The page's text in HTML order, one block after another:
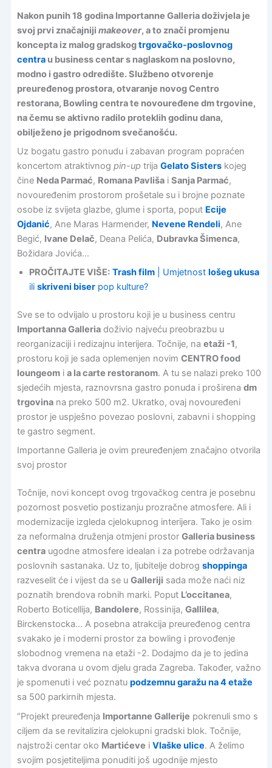
Nakon punih 18 godina Importanne Galleria doživjela je
svoj prvi značajniji makeover, a to znači promjenu
koncepta iz malog gradskogtrgovačko-poslovnog
centrau business centar s naglaskom na poslovno,
modno i gastro odredište. Službeno otvorenje
preuređenog prostora, otvaranje novog Centro
restorana, Bowling centra te novouređene dm trgovine,
na čemu se aktivno radilo proteklih godinu dana,
obilježeno je prigodnom svečanošću.
Uz bogatu gastro ponudu i zabavan program popraćen
koncertom atraktivnog pin-up trija Gelato Sisterskojeg
čine Neda Parmać, Romana Pavlišai Sanja Parmać,
novouređenim prostorom prošetale su i brojne poznate
osobe iz svijeta glazbe, glume i sporta, poput Ecije
Ojdanić, Ane Maras Harmender, Nevene Rendeli, Ane
Begić, Ivane Delač, Deana Pelića, Dubravka Šimenca,
Božidara Jovića…
PROČITAJTE VIŠE: Trash film| Umjetnost lošeg ukusa
ili skriveni biserpop kulture?
Sve se to odvijalo u prostoru koji je u business centru
Importanna Galleriadoživio najveću preobrazbu u
reorganizaciji i redizajnu interijera. Točnije, na etaži -1,
prostoru koji je sada oplemenjen novim CENTRO food
loungeomi a la carte restoranom. A tu se nalazi preko 100
sjedećih mjesta, raznovrsna gastro ponuda i proširena dm
trgovinana preko 500 m2. Ukratko, ovaj novouređeni
prostor je uspješno povezao poslovni, zabavni i shopping
te gastro segment.
Importanne Galleria je ovim preuređenjem značajno otvorila
svoj prostor
Točnije, novi koncept ovog trgovačkog centra je posebnu
pozornost posvetio postizanju prozračne atmosfere. Ali i
modernizacije izgleda cjelokupnog interijera. Tako je osim
za neformalna druženja otmjeni prostor Galleria business
centraugodne atmosfere idealan i za potrebe održavanja
poslovnih sastanaka. Uz to, ljubitelje dobrog shoppinga
razveselit će i vijest da se u Galleriji sada može naći niz
poznatih brendova robnih marki. Poput L’occitanea,
Roberto Boticellija, Bandolere, Rossinija, Gallilea,
Birckenstocka… A posebna atrakcija preuređenog centra
svakako je i moderni prostor za bowling i provođenje
slobodnog vremena na etaži -2. Dodajmo da je to jedina
takva dvorana u ovom djelu grada Zagreba. Također, važno
je spomenuti i već poznatu podzemnu garažu na 4 etaže
sa 500 parkirnih mjesta.
“Projekt preuređenja Importanne Gallerije pokrenuli smo s
ciljem da se revitalizira cjelokupni gradski blok. Točnije,
najstroži centar oko Martićeve i Vlaške ulice. A želimo
svojim posjetiteljima ponuditi još ugodnije mjesto